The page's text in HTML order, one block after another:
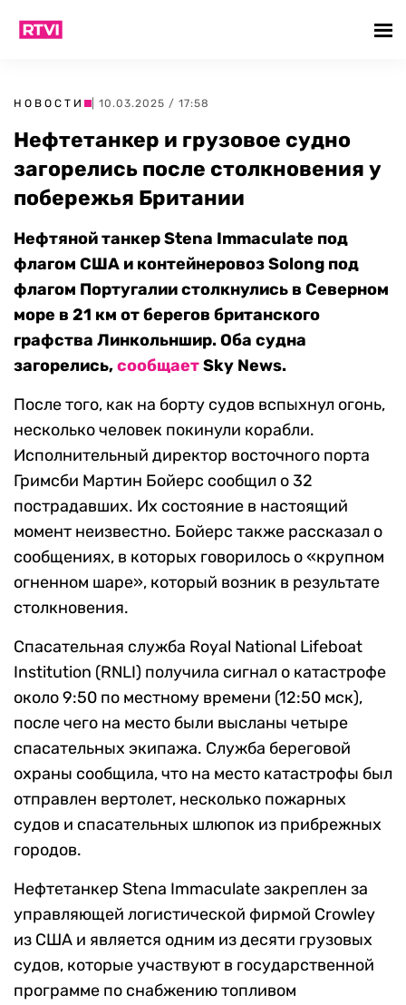
НОВОСТИ | 10.03.2025 / 17:58
Нефтетанкер и грузовое судно
загорелись после столкновения у
побережья Британии
Нефтяной танкер Stena Immaculate под
флагом США и контейнеровоз Solong под
флагом Португалии столкнулись в Северном
море в 21 км от берегов британского
графства Линкольншир. Оба судна
загорелись,сообщаетSky News.
После того, как на борту судов вспыхнул огонь,
несколько человек покинули корабли.
Исполнительный директор восточного порта
Гримсби Мартин Бойерс сообщил о 32
пострадавших. Их состояние в настоящий
момент неизвестно. Бойерс также рассказал о
сообщениях, в которых говорилось о «крупном
огненном шаре», который возник в результате
столкновения.
Спасательная служба Royal National Lifeboat
Institution (RNLI) получила сигнал о катастрофе
около 9:50 по местному времени (12:50 мск),
после чего на место были высланы четыре
спасательных экипажа. Служба береговой
охраны сообщила, что на место катастрофы был
отправлен вертолет, несколько пожарных
судов и спасательных шлюпок из прибрежных
городов.
Нефтетанкер Stena Immaculate закреплен за
управляющей логистической фирмой Crowley
из США и является одним из десяти грузовых
судов, которые участвуют в государственной
программе по снабжению топливом